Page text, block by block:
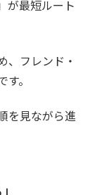
が最短ルート
、フレンド・
。
を見ながら進